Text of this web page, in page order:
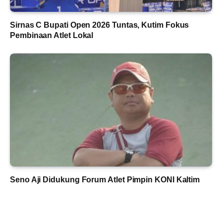
Sirnas C Bupati Open 2026 Tuntas, Kutim Fokus
Pembinaan Atlet Lokal
Seno Aji Didukung Forum Atlet Pimpin KONI Kaltim